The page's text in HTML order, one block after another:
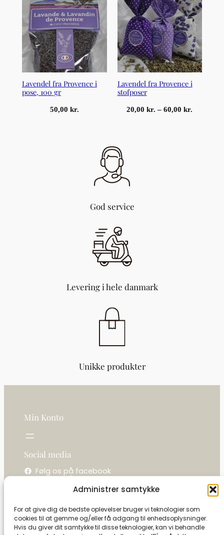
Administrer samtykke
For at give dig de bedste oplevelser bruger vi teknologier som
cookies til at gemme og/eller få adgang til enhedsoplysninger.
Hvis du giver dit samtykke til disse teknologier, kan vi behandle
Lavendel fra Provence i
pose, 100 gr
50,00 kr.
Lavendel fra Provence i
stofposer
20,00kr. – 60,00kr.
God service
Levering i hele danmark
Unikke produkter
Min Konto
Social media
Følg os på facebook
Følg os på instagram
La camelot / Kastel Vine
Ringholmvej 1